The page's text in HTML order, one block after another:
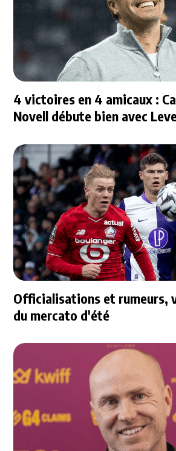
4 victoires en 4 amicaux :
Novell débute bien avec
Officialisations et rumeurs,
du mercato d'été